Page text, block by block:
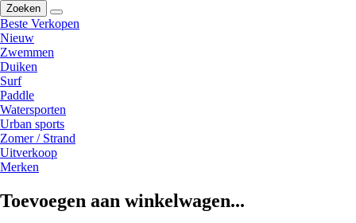
Zoeken
Beste Verkopen
Nieuw
Zwemmen
Duiken
Surf
Paddle
Watersporten
Urban sports
Zomer / Strand
Uitverkoop
Merken
Toevoegen aan winkelwagen...